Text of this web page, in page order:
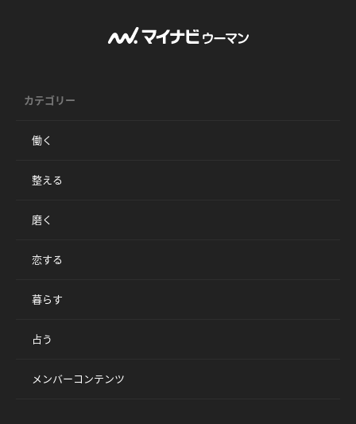
カテゴリー
働く
整える
磨く
恋する
暮らす
占う
メンバーコンテンツ